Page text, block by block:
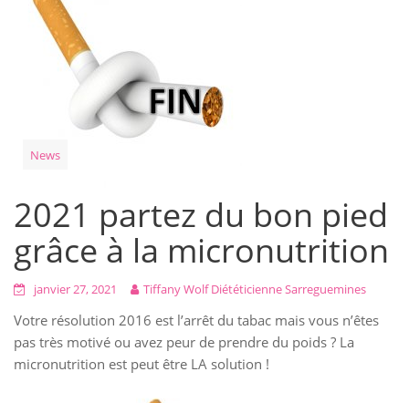
News
2021 partez du bon pied
grâce à la micronutrition
janvier 27, 2021 Tiffany Wolf Diététicienne Sarreguemines
Votre résolution 2016 est l’arrêt du tabac mais vous n’êtes
pas très motivé ou avez peur de prendre du poids ? La
micronutrition est peut être LA solution !